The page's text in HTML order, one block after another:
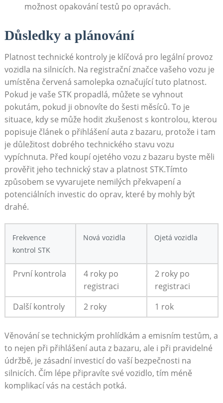
možnost opakování testů po opravách.
Důsledky a plánování
Platnost technické kontroly je klíčová pro legální provoz
vozidla na silnicích. Na registrační značce vašeho vozu je
umístěna červená samolepka označující tuto platnost.
Pokud je vaše STK propadlá, můžete se vyhnout
pokutám, pokud ji obnovíte do šesti měsíců. To je
situace, kdy se může hodit zkušenost s kontrolou, kterou
popisuje článek o přihlášení auta z bazaru, protože i tam
je důležitost dobrého technického stavu vozu
vypíchnuta. Před koupí ojetého vozu z bazaru byste měli
prověřit jeho technický stav a platnost STK.Tímto
způsobem se vyvarujete nemilých překvapení a
potenciálních investic do oprav, které by mohly být
drahé.
Frekvence
kontrol STK
Nová vozidla Ojetá vozidla
První kontrola
4 roky po
registraci
2 roky po
registraci
Další kontroly
2 roky 1 rok
Věnování se technickým prohlídkám a emisním testům, a
to nejen při přihlášení auta z bazaru, ale i při pravidelné
údržbě, je zásadní investicí do vaší bezpečnosti na
silnicích. Čím lépe připravíte své vozidlo, tím méně
komplikací vás na cestách potká.